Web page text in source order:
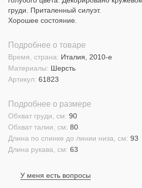
груди. Приталенный силуэт.
Хорошее состояние.
Подробнее о товаре
Материалы: Шерсть
Время, страна: Италия, 2010-е
Артикул: 61823
Подробнее о размере
Длина рукава, см: 63
Длина по спинке до линии низа, см: 93
Обхват талии, см: 80
Обхват груди, см: 90
У меня есть вопросы